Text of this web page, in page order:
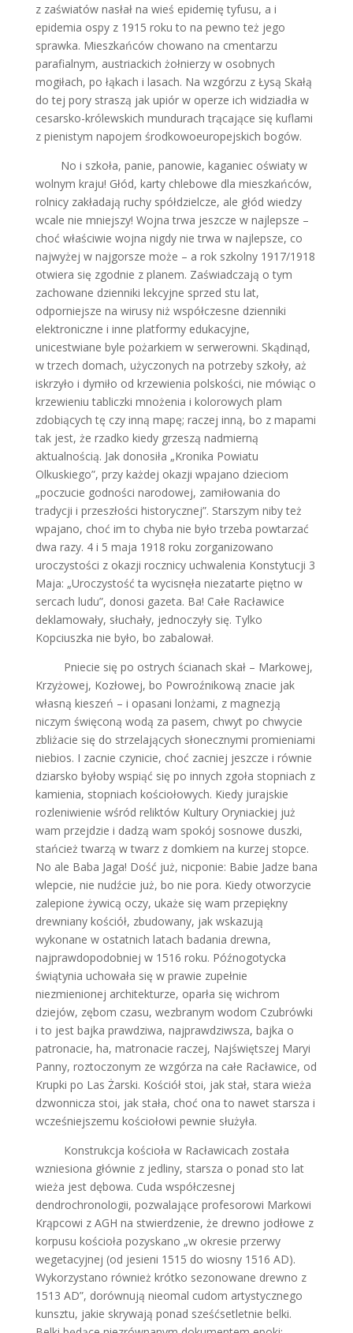
z zaświatów nasłał na wieś epidemię tyfusu, a i
epidemia ospy z 1915 roku to na pewno też jego
sprawka. Mieszkańców chowano na cmentarzu
parafialnym, austriackich żołnierzy w osobnych
mogiłach, po łąkach i lasach. Na wzgórzu z Łysą Skałą
do tej pory straszą jak upiór w operze ich widziadła w
cesarsko-królewskich mundurach trącające się kuflami
z pienistym napojem środkowoeuropejskich bogów.
No i szkoła, panie, panowie, kaganiec oświaty w
wolnym kraju! Głód, karty chlebowe dla mieszkańców,
rolnicy zakładają ruchy spółdzielcze, ale głód wiedzy
wcale nie mniejszy! Wojna trwa jeszcze w najlepsze –
choć właściwie wojna nigdy nie trwa w najlepsze, co
najwyżej w najgorsze może – a rok szkolny 1917/1918
otwiera się zgodnie z planem. Zaświadczają o tym
zachowane dzienniki lekcyjne sprzed stu lat,
odporniejsze na wirusy niż współczesne dzienniki
elektroniczne i inne platformy edukacyjne,
unicestwiane byle pożarkiem w serwerowni. Skądinąd,
w trzech domach, użyczonych na potrzeby szkoły, aż
iskrzyło i dymiło od krzewienia polskości, nie mówiąc o
krzewieniu tabliczki mnożenia i kolorowych plam
zdobiących tę czy inną mapę; raczej inną, bo z mapami
tak jest, że rzadko kiedy grzeszą nadmierną
aktualnością. Jak donosiła „Kronika Powiatu
Olkuskiego”, przy każdej okazji wpajano dzieciom
„poczucie godności narodowej, zamiłowania do
tradycji i przeszłości historycznej”. Starszym niby też
wpajano, choć im to chyba nie było trzeba powtarzać
dwa razy. 4 i 5 maja 1918 roku zorganizowano
uroczystości z okazji rocznicy uchwalenia Konstytucji 3
Maja: „Uroczystość ta wycisnęła niezatarte piętno w
sercach ludu”, donosi gazeta. Ba! Całe Racławice
deklamowały, słuchały, jednoczyły się. Tylko
Kopciuszka nie było, bo zabalował.
Pniecie się po ostrych ścianach skał – Markowej,
Krzyżowej, Kozłowej, bo Powroźnikową znacie jak
własną kieszeń – i opasani lonżami, z magnezją
niczym święconą wodą za pasem, chwyt po chwycie
zbliżacie się do strzelających słonecznymi promieniami
niebios. I zacnie czynicie, choć zacniej jeszcze i równie
dziarsko byłoby wspiąć się po innych zgoła stopniach z
kamienia, stopniach kościołowych. Kiedy jurajskie
rozleniwienie wśród reliktów Kultury Oryniackiej już
wam przejdzie i dadzą wam spokój sosnowe duszki,
stańcież twarzą w twarz z domkiem na kurzej stopce.
No ale Baba Jaga! Dość już, nicponie: Babie Jadze bana
wlepcie, nie nudźcie już, bo nie pora. Kiedy otworzycie
zalepione żywicą oczy, ukaże się wam przepiękny
drewniany kościół, zbudowany, jak wskazują
wykonane w ostatnich latach badania drewna,
najprawdopodobniej w 1516 roku. Późnogotycka
świątynia uchowała się w prawie zupełnie
niezmienionej architekturze, oparła się wichrom
dziejów, zębom czasu, wezbranym wodom Czubrówki
i to jest bajka prawdziwa, najprawdziwsza, bajka o
patronacie, ha, matronacie raczej, Najświętszej Maryi
Panny, roztoczonym ze wzgórza na całe Racławice, od
Krupki po Las Żarski. Kościół stoi, jak stał, stara wieża
dzwonnicza stoi, jak stała, choć ona to nawet starsza i
wcześniejszemu kościołowi pewnie służyła.
Konstrukcja kościoła w Racławicach została
wzniesiona głównie z jedliny, starsza o ponad sto lat
wieża jest dębowa. Cuda współczesnej
dendrochronologii, pozwalające profesorowi Markowi
Krąpcowi z AGH na stwierdzenie, że drewno jodłowe z
korpusu kościoła pozyskano „w okresie przerwy
wegetacyjnej (od jesieni 1515 do wiosny 1516 AD).
Wykorzystano również krótko sezonowane drewno z
1513 AD”, dorównują nieomal cudom artystycznego
kunsztu, jakie skrywają ponad sześćsetletnie belki.